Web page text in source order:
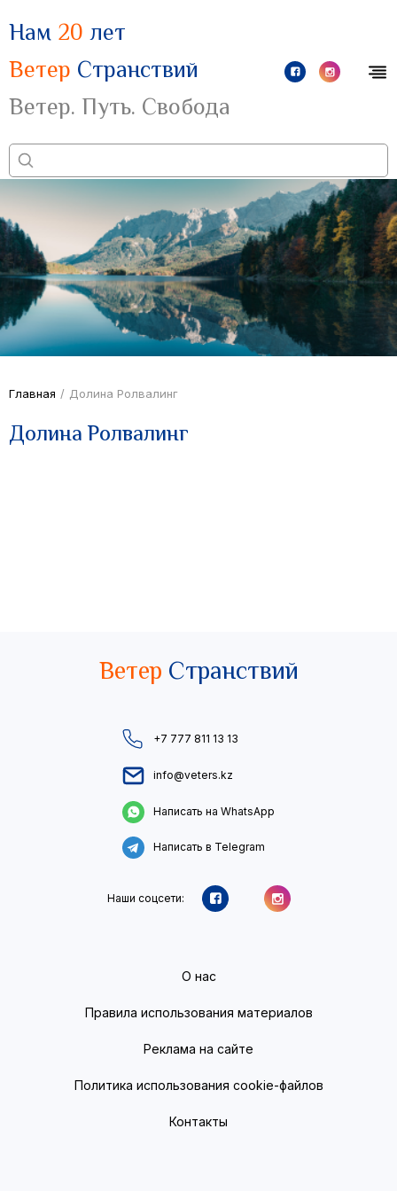
Нам 20 лет
Ветер Странствий
Ветер. Путь. Свобода
Главная / Долина Ролвалинг
Долина Ролвалинг
Ветер Странствий
+7 777 811 13 13
info@veters.kz
Написать на WhatsApp
Написать в Telegram
Наши соцсети:
О нас
Правила использования материалов
Реклама на сайте
Политика использования cookie-файлов
Контакты